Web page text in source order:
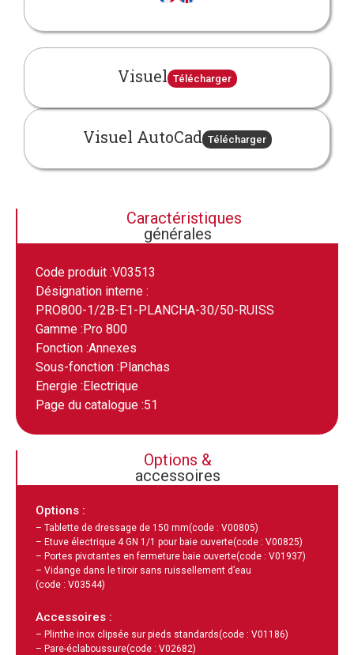
Visuel Télécharger
Visuel AutoCad Télécharger
Caractéristiques
générales
Code produit :V03513
Désignation interne :
PRO800-1/2B-E1-PLANCHA-30/50-RUISS
Gamme :Pro 800
Fonction :Annexes
Sous-fonction :Planchas
Energie :Electrique
Page du catalogue :51
Options &
accessoires
Options :
– Tablette de dressage de 150 mm(code : V00805)
– Etuve électrique 4 GN 1/1 pour baie ouverte(code : V00825)
– Portes pivotantes en fermeture baie ouverte(code : V01937)
– Vidange dans le tiroir sans ruissellement d’eau
(code : V03544)
Accessoires :
– Plinthe inox clipsée sur pieds standards(code : V01186)
– Pare-éclaboussure(code : V02682)